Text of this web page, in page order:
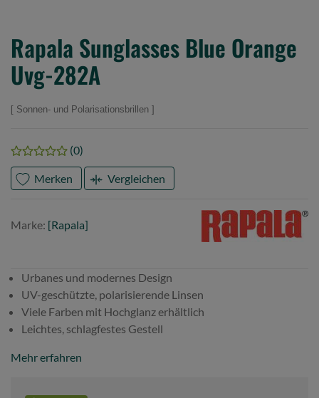
Rapala Sunglasses Blue Orange
Uvg-282A
Sonnen- und Polarisationsbrillen
(0)
Merken Vergleichen
Marke: [Rapala]
Rapala
Urbanes und modernes Design
UV-geschützte, polarisierende Linsen
Viele Farben mit Hochglanz erhältlich
Leichtes, schlagfestes Gestell
Mehr erfahren